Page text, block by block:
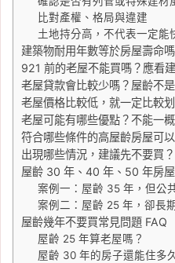
比對產權、格局與違建
土地持分高，不代表一定能
建築物耐用年數等於房屋壽命
921 前的老屋不能買嗎？應看
老屋貸款會比較少嗎？屋齡不
老屋價格比較低，就一定比較
老屋可能有哪些優點？不能一
符合哪些條件的高屋齡房屋可
出現哪些情況，建議先不要買？
屋齡 30 年、40 年、50 年房屋
案例一：屋齡 35 年，但公
案例二：屋齡 25 年，卻長
屋齡幾年不要買常見問題 FAQ
屋齡 25 年算老屋嗎？
屋齡 30 年的房子還能住多